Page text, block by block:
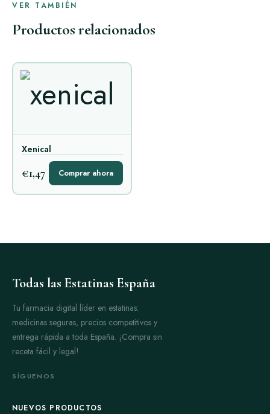
VER TAMBIÉN
Productos relacionados
Xenical
€1,47 Comprar ahora
Todas las Estatinas España
Tu farmacia digital líder en estatinas:
medicinas seguras, precios competitivos y
entrega rápida a toda España. ¡Compra sin
receta fácil y legal!
SÍGUENOS
NUEVOS PRODUCTOS